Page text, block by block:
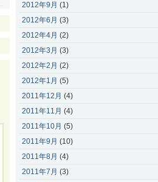
2012年9月 (1)
2012年6月 (3)
2012年4月 (2)
2012年3月 (3)
2012年2月 (2)
2012年1月 (5)
2011年12月 (4)
2011年11月 (4)
2011年10月 (5)
2011年9月 (10)
2011年8月 (4)
2011年7月 (3)